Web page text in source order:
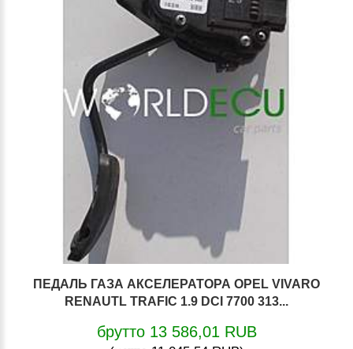
ПЕДАЛЬ ГАЗА АКСЕЛЕРАТОРА OPEL VIVARO
RENAUTL TRAFIC 1.9 DCI 7700 313...
брутто 13 586,01 RUB